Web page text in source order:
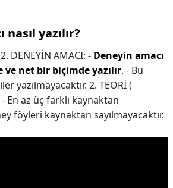
yazılır?
DENEYİN AMACI: - Deneyin amacı
ve net bir biçimde yazılır. - Bu
yazılmayacaktır. 2. TEORİ (
En az üç farklı kaynaktan
föyleri kaynaktan sayılmayacaktır.